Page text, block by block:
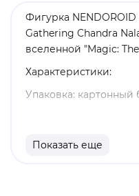
Фигурка
Gathering Chandra
вселенной "Magic:
Характеристики:
Упаковка: картонный
Высота: 10 см.
Показать еще